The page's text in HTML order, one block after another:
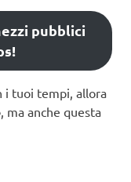
pubblici
i tuoi tempi, allora
, ma anche questa